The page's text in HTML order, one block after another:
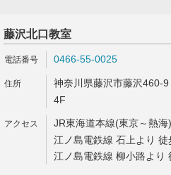
藤沢北口教室
0466-55-0025
神奈川県藤沢市藤沢460-
4F
JR東海道本線(東京～熱
江ノ島電鉄線 石上より
江ノ島電鉄線 柳小路より